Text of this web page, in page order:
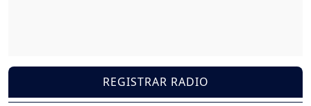
REGISTRAR RADIO